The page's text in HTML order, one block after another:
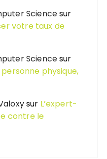
Sciencesur
votre taux de
Sciencesur
physique,
sur L’expert-
contre le